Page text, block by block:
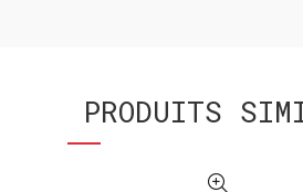
PRODUITS